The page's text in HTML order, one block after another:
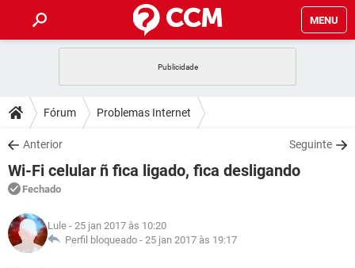
MENU
CELULAR FACEBOOK
OUTLOOK
INSTAGRAM GMAIL
GUIA DE COMPRAS
DICAS
JOGOS WHATSAPP
OUTLOOK
INSTAGRAM
GUIA DE COMPRAS
DOWNLOADS
JOGOS WHATSAPP
CELULAR
OUTLOOK
INSTAGRAM
FÓRUM
JOGOS
CELULAR FACEBOOK
GLOSSÁRIO
JOGOS
Fórum Problemas Internet
Anterior Seguinte
Wi-Fi celular ñ fica ligado, fica desligando
Fechado
Lule - 25 jan 2017 às 10:20
Perfil bloqueado - 25 jan 2017 às 19:17